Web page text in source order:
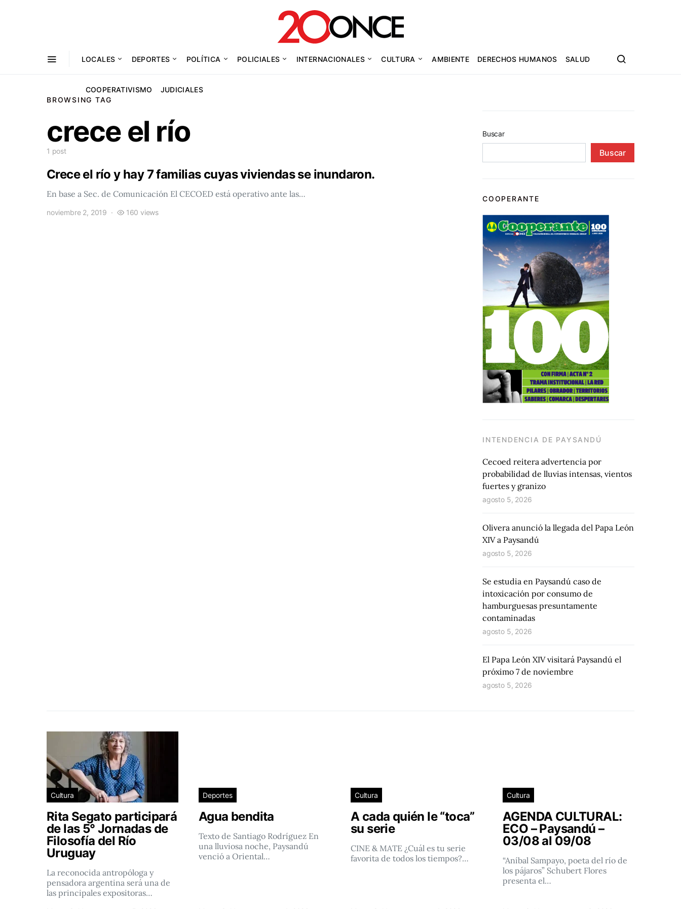
LOCALES DEPORTES POLÍTICA POLICIALES INTERNACIONALES CULTURA AMBIENTE DERECHOS HUMANOS SALUD
COOPERATIVISMO
JUDICIALES
BROWSING TAG
crece el río
1 post
Crece el río y hay 7 familias cuyas viviendas se inundaron.
En base a Sec. de Comunicación El CECOED está operativo ante las…
noviembre 2, 2019 160 views
Buscar
Buscar
COOPERANTE
INTENDENCIA DE PAYSANDÚ
Cecoed reitera advertencia por
probabilidad de lluvias intensas, vientos
fuertes y granizo
agosto 5, 2026
Olivera anunció la llegada del Papa León
XIV a Paysandú
agosto 5, 2026
Se estudia en Paysandú caso de
intoxicación por consumo de
hamburguesas presuntamente
contaminadas
agosto 5, 2026
El Papa León XIV visitará Paysandú el
próximo 7 de noviembre
agosto 5, 2026
Cultura
Rita Segato participará
de las 5° Jornadas de
Filosofía del Río
Uruguay
La reconocida antropóloga y
pensadora argentina será una de
las principales expositoras…
Deportes
Agua bendita
Texto de Santiago Rodríguez En
una lluviosa noche, Paysandú
venció a Oriental…
Cultura
A cada quién le “toca”
su serie
CINE & MATE ¿Cuál es tu serie
favorita de todos los tiempos?…
Cultura
AGENDA CULTURAL:
ECO – Paysandú –
03/08 al 09/08
“Aníbal Sampayo, poeta del río de
los pájaros” Schubert Flores
presenta el…